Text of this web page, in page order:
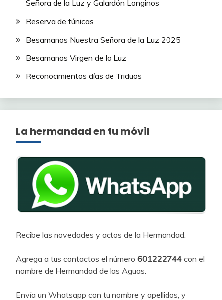
Señora de la Luz y Galardón Longinos
Reserva de túnicas
Besamanos Nuestra Señora de la Luz 2025
Besamanos Virgen de la Luz
Reconocimientos días de Triduos
La hermandad en tu móvil
Recibe las novedades y actos de la Hermandad.
Agrega a tus contactos el número 601222744 con el
nombre de Hermandad de las Aguas.
Envía un Whatsapp con tu nombre y apellidos, y